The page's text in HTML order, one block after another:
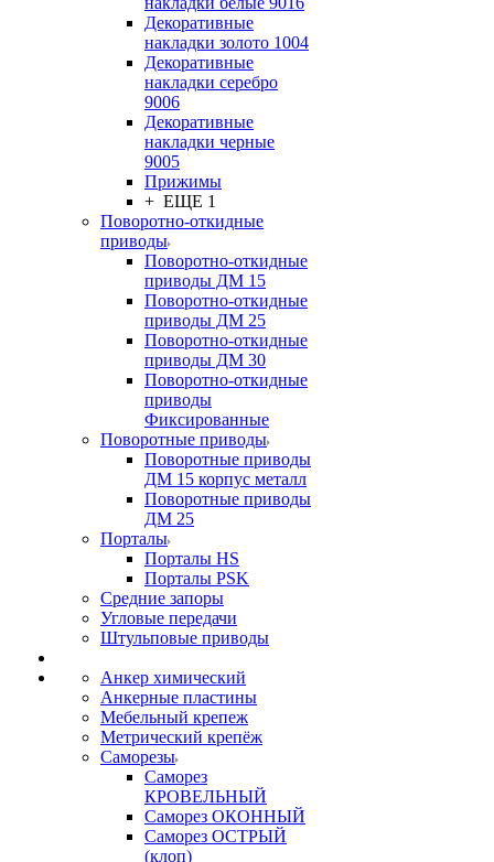
Декоративные
накладки золото 1004
Декоративные
накладки серебро
9006
Декоративные
накладки черные
9005
Прижимы
+ ЕЩЕ 1
Поворотно-откидные
приводы
Поворотно-откидные
приводы ДМ 15
Поворотно-откидные
приводы ДМ 25
Поворотно-откидные
приводы ДМ 30
Поворотно-откидные
приводы
Фиксированные
Поворотные приводы
Поворотные приводы
ДМ 15 корпус металл
Поворотные приводы
ДМ 25
Порталы
Порталы HS
Порталы PSK
Средние запоры
Угловые передачи
Штульповые приводы
Анкер химический
Анкерные пластины
Мебельный крепеж
Метрический крепёж
Саморезы
Саморез
КРОВЕЛЬНЫЙ
Саморез ОКОННЫЙ
Саморез ОСТРЫЙ
(клоп)